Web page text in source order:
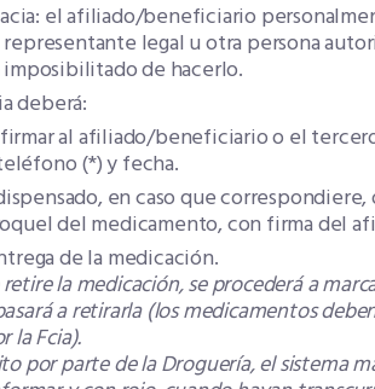
el afiliado/beneficiario
legal u otra persona
de hacerlo.
deberá:
al afiliado/beneficiario o el
(*) y fecha.
en caso que
del medicamento, con firma del
de la medicación.
la medicación, se procederá a
a retirarla (los medicamentos
la Fcia).
por parte de la Droguería, el sistema